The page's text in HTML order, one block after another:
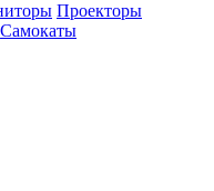
Проекторы
Самокаты